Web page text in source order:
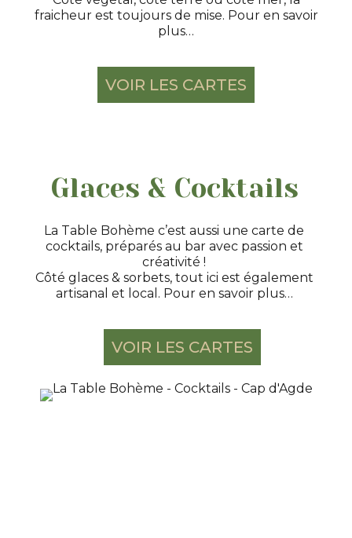
fraicheur est toujours de mise. Pour en savoir
plus…
VOIR LES CARTES
Glaces & Cocktails
La Table Bohème c’est aussi une carte de
cocktails, préparés au bar avec passion et
créativité !
Côté glaces & sorbets, tout ici est également
artisanal et local. Pour en savoir plus…
VOIR LES CARTES